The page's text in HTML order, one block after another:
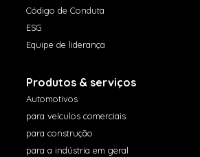
Código de Conduta
ESG
Equipe de liderança
Produtos & serviços
Automotivos
para veículos comerciais
para construção
para a indústria em geral